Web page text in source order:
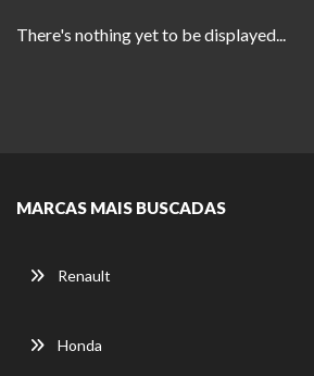
There's nothing yet to be displayed...
MARCAS MAIS BUSCADAS
Renault
Honda